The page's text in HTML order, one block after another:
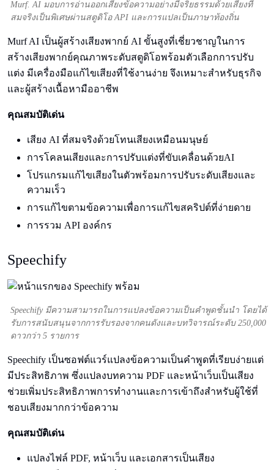
Murf. AI มอบการอ่านออกเสียงข้อความอย่างมีจริยธรรมด้วยเสียงที่
สมจริงเป็นพิเศษผ่านสตูดิโอ API และการแปลเป็นภาษาท้องถิ่น
Murf AI เป็นผู้สร้างเสียงพากย์ AI ขั้นสูงที่เชี่ยวชาญในการ
สร้างเสียงพากย์คุณภาพระดับสตูดิโอพร้อมตัวเลือกการปรับ
แต่ง มีเครื่องมือแก้ไขเสียงที่ใช้งานง่าย จึงเหมาะสําหรับธุรกิจ
และผู้สร้างเนื้อหามืออาชีพ
คุณสมบัติเด่น
เสียง AI ที่สมจริงด้วยโทนเสียงเหมือนมนุษย์
การโคลนเสียงและการปรับแต่งที่ขับเคลื่อนด้วยAI
โปรแกรมแก้ไขเสียงในตัวพร้อมการปรับระดับเสียงและ
ความเร็ว
การแก้ไขตามข้อความเพื่อการแก้ไขสคริปต์ที่ง่ายดาย
การรวม API องค์กร
Speechify
Speechify มีความสามารถในการแปลงข้อความเป็นคําพูดชั้นนํา โดยได้
รับการสนับสนุนจากการรับรองจากคนดังและบทวิจารณ์ระดับ 250,000
ดาวกว่า 5 รายการ
Speechify เป็นซอฟต์แวร์แปลงข้อความเป็นคําพูดที่เรียบง่ายแต่
มีประสิทธิภาพ ซึ่งแปลงบทความ PDF และหน้าเว็บเป็นเสียง
ช่วยเพิ่มประสิทธิภาพการทํางานและการเข้าถึงสําหรับผู้ใช้ที่
ชอบเสียงมากกว่าข้อความ
คุณสมบัติเด่น
แปลงไฟล์ PDF, หน้าเว็บ และเอกสารเป็นเสียง